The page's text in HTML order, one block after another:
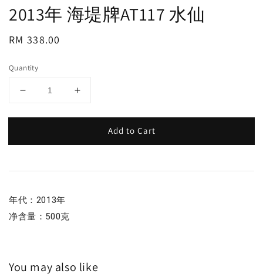
2013年 海堤牌AT117 水仙
Regular
RM 338.00
Quantity
Add to Cart
年代：2013年
净含量：500克
You may also like